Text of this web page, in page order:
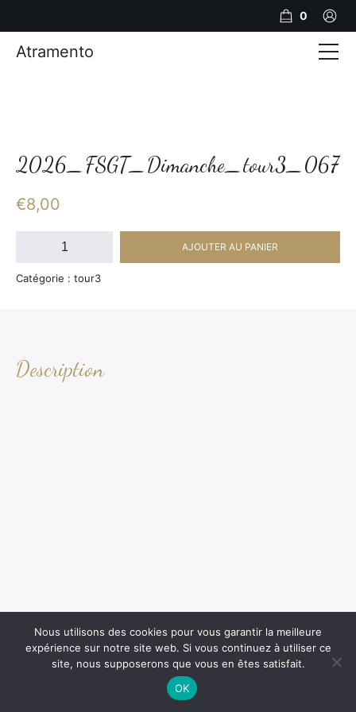
2026_FSGT_Dimanche_tour3_067
€8,00
quantité
2026_FSGT_Dimanche_tour3_067
AJOUTER AU PANIER
Catégorie : tour3
Description
0
Atramento
Photos
Nous utilisons des cookies pour vous garantir la meilleure
expérience sur notre site web. Si vous continuez à utiliser ce
site, nous supposerons que vous en êtes satisfait.
OK